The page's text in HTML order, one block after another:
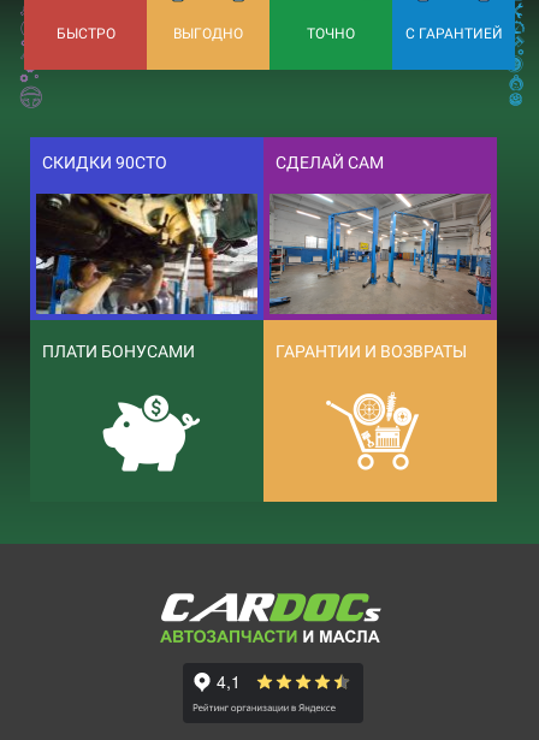
БЫСТРО ВЫГОДНО ТОЧНО С ГАРАНТИЕЙ
СКИДКИ 90СТО СДЕЛАЙ САМ
ПЛАТИ БОНУСАМИ ГАРАНТИИ И ВОЗВРАТЫ